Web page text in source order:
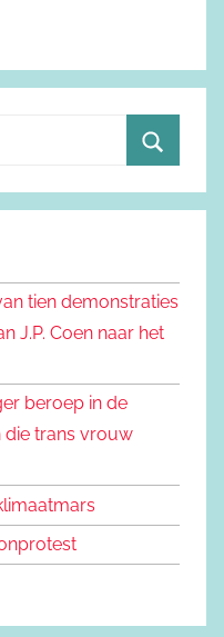
o
e
n
tien demonstraties
J.P. Coen naar het
beroep in de
die trans vrouw